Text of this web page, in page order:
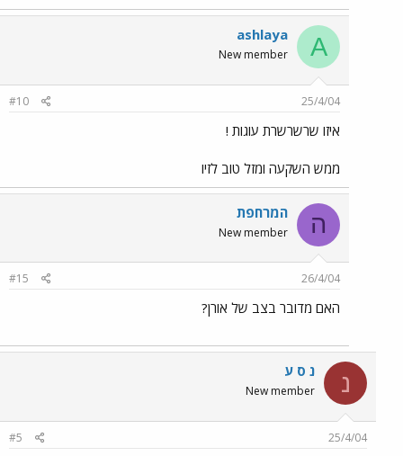
A
ashlaya
New member
25/4/04
#10
איזו שרשרשרת עוגות !
ממש השקעה ומזל טוב לזיו
ה המרחפת
New member
26/4/04
#15
האם מדובר בצב של אורן?
נ נ ס ע
New member
25/4/04
#5